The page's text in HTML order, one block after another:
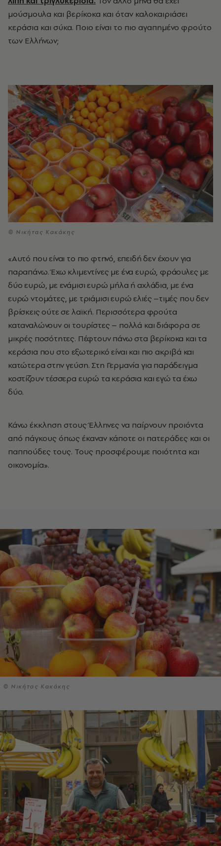
μούσμουλα και βερίκοκα και όταν καλοκαιριάσει
κεράσια και σύκα. Ποιο είναι το πιο αγαπημένο φρούτο
των Ελλήνων;
© Νικήτας Κακάκης
«Αυτό που είναι το πιο φτηνό, επειδή δεν έχουν για
παραπάνω. Έχω κλιμεντίνες με ένα ευρώ, φράουλες με
δύο ευρώ, με ενάμισι ευρώ μήλα ή αχλάδια, με ένα
ευρώ ντομάτες, με τριάμισι ευρώ ελιές –τιμές που δεν
βρίσκεις ούτε σε λαϊκή. Περισσότερα φρούτα
καταναλώνουν οι τουρίστες – πολλά και διάφορα σε
μικρές ποσότητες. Πέφτουν πάνω στα βερίκοκα και τα
κεράσια που στο εξωτερικό είναι και πιο ακριβά και
κατώτερα στην γεύση. Στη Γερμανία για παράδειγμα
κοστίζουν τέσσερα ευρώ τα κεράσια και εγώ τα έχω
δύο.
Κάνω έκκληση στους Έλληνες να παίρνουν προιόντα
από πάγκους όπως έκαναν κάποτε οι πατεράδες και οι
παππούδες τους. Τους προσφέρουμε ποιότητα και
οικονομία».
© Νικήτας Κακάκης